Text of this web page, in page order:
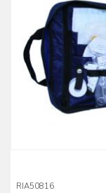
RIA50816